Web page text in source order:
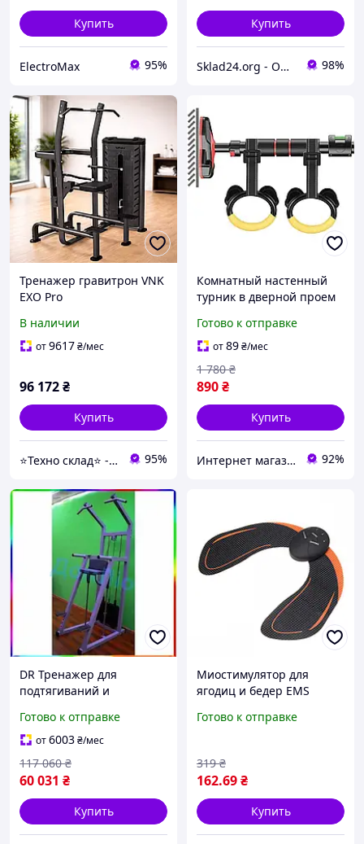
Купить
ElectroMax 95%
Купить
Sklad24.org - Оптовый интернет магазин склад 98%
Тренажер гравитрон VNK
EXO Pro
тренажер для
подтягиваний и брусьев
В наличии
от9617₴/мес
96 172₴
Купить
⭐️Техно склад⭐️ - лідери продажів продукції, завдяки новим технологіям. 95%
Комнатный настенный
турник в дверной проем
межкомнатный Тренажер
для подтягиваний
Готово к отправке
от89₴/мес
890₴
1 780 ₴
Купить
Интернет магазин "Electro Seller" 🛒 Только качественные товары по лучшим ценам ✅ 92%
DR Тренажер для
подтягиваний и
разгружением для зала
Doros Prop 100кг стека
Doro-l2
Готово к отправке
от6003₴/мес
60 031 ₴
117 060 ₴
Купить
Миостимулятор для
ягодиц и бедер EMS
подтягивания мышц и
Готово к отправке
162.69₴
319 ₴
Купить